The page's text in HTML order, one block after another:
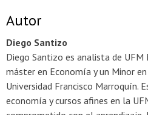
Autor
Diego Santizo
Diego Santizo es analista de UFM
máster en Economía y un Minor
Universidad Francisco Marroquín.
economía y cursos afines en la